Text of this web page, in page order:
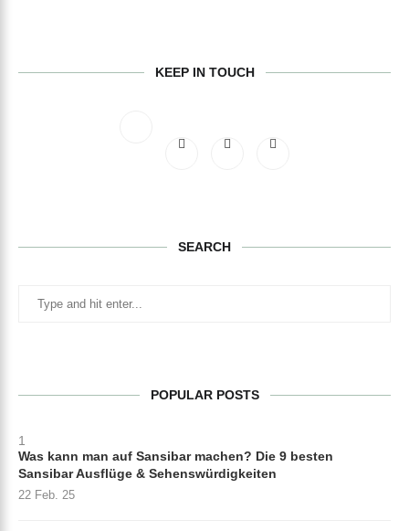
KEEP IN TOUCH
SEARCH
POPULAR POSTS
1
Was kann man auf Sansibar machen? Die 9 besten
Sansibar Ausflüge & Sehenswürdigkeiten
22 Feb. 25